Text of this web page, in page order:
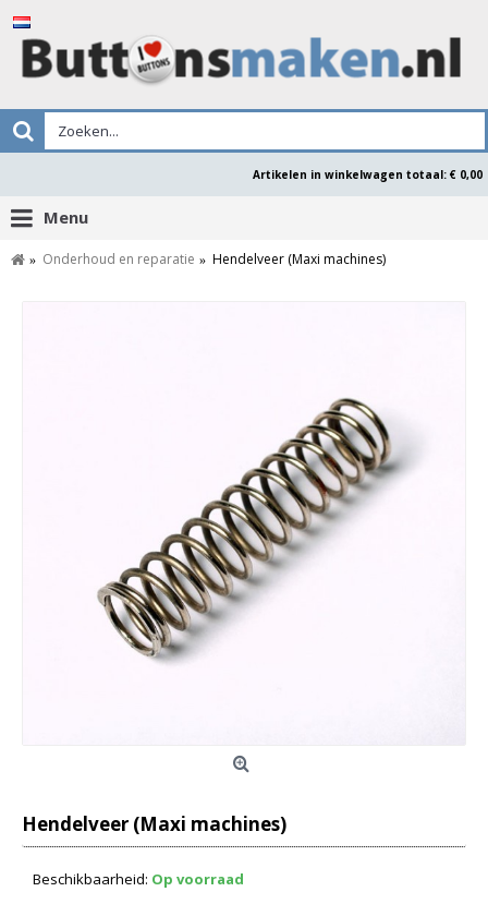
Artikelen in winkelwagen totaal: € 0,00
Menu
Onderhoud en reparatie Hendelveer (Maxi machines)
Hendelveer (Maxi machines)
Beschikbaarheid: Op voorraad